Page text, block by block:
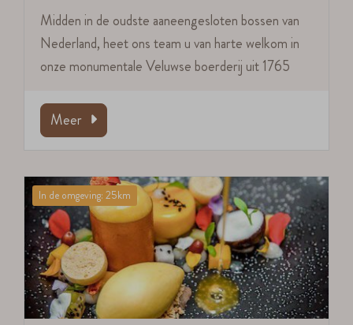
Midden in de oudste aaneengesloten bossen van
Nederland, heet ons team u van harte welkom in
onze monumentale Veluwse boerderij uit 1765
Meer
In de omgeving: 25km